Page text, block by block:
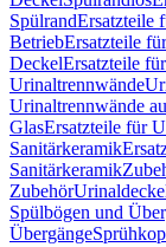
SpülrandErsatzteile
BetriebErsatzteile
DeckelErsatzteile
Urinaltrennwände
Urinaltrennwände
GlasErsatzteile für
Sanitärkeramik
Sanitärkeramik
Zubehör
Spülbögen und
Übergänge